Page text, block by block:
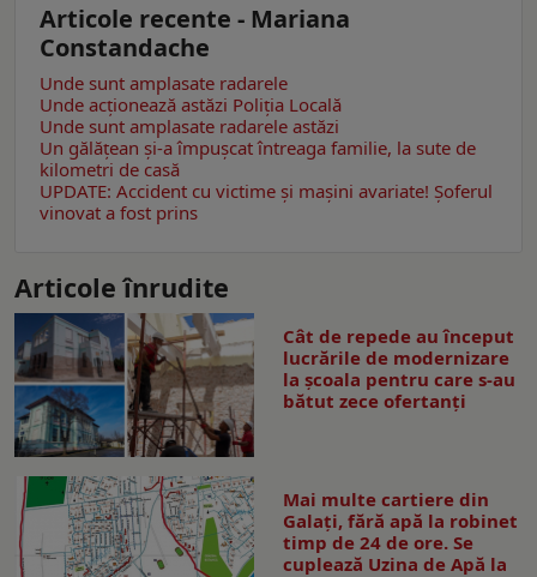
Articole recente - Mariana
Constandache
Unde sunt amplasate radarele
Unde acționează astăzi Poliția Locală
Unde sunt amplasate radarele astăzi
Un gălăţean și-a împușcat întreaga familie, la sute de
kilometri de casă
UPDATE: Accident cu victime și mașini avariate! Șoferul
vinovat a fost prins
Articole înrudite
Cât de repede au început
lucrările de modernizare
la şcoala pentru care s-au
bătut zece ofertanţi
Mai multe cartiere din
Galați, fără apă la robinet
timp de 24 de ore. Se
cuplează Uzina de Apă la